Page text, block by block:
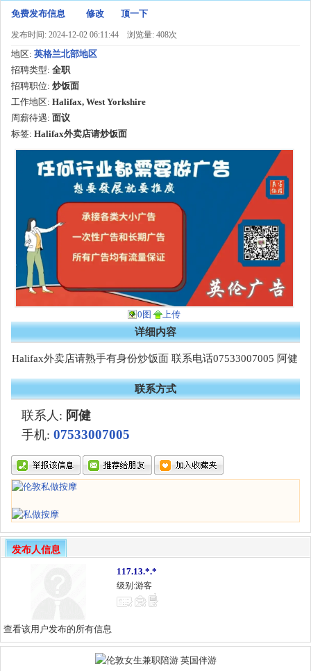
免费发布信息 修改 顶一下
发布时间: 2024-12-02 06:11:44 浏览量: 408次
地区: 英格兰北部地区
招聘类型: 全职
招聘职位: 炒饭面
工作地区: Halifax, West Yorkshire
周薪待遇: 面议
标签: Halifax外卖店请炒饭面
0图 上传
详细内容
Halifax外卖店请熟手有身份炒饭面 联系电话07533007005 阿健
联系方式
联系人: 阿健
手机: 07533007005
发布人信息
117.13.*.*
级别:游客
查看该用户发布的所有信息